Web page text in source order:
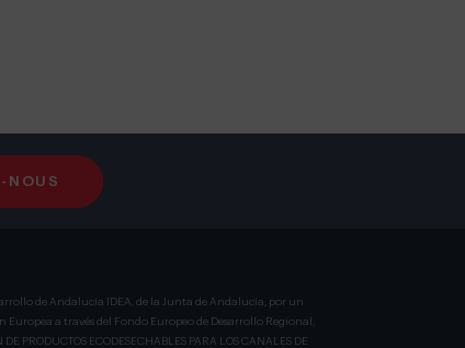
NOUS
de Andalucía IDEA, de la Junta de Andalucía, por un
a través del Fondo Europeo de Desarrollo Regional,
PRODUCTOS ECODESECHABLES PARA LOS CANALES DE